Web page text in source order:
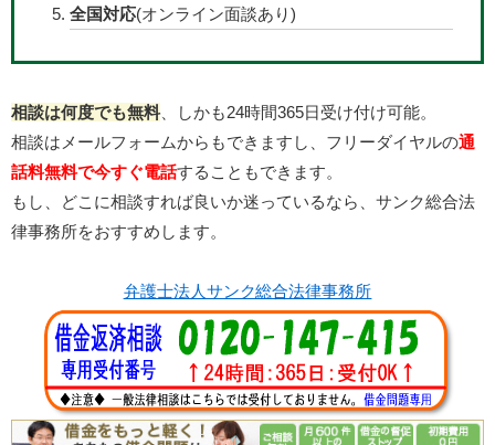
全国対応(オンライン面談あり)
相談は何度でも無料、しかも24時間365日受け付け可能。
相談はメールフォームからもできますし、フリーダイヤルの通
話料無料で今すぐ電話することもできます。
もし、どこに相談すれば良いか迷っているなら、サンク総合法
律事務所をおすすめします。
弁護士法人サンク総合法律事務所